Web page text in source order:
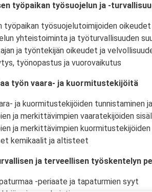
työpaikan työsuojelun ja -
työpaikan työsuojelutoimijoiden
yhteistoiminta ja työturvallisuuden
ja työntekijän oikeudet ja
työnopastus ja vuorovaikutus
työn vaara- ja kuormitustekijöitä
ja kuormitustekijöiden tunnistaminen
ja merkittävimpien vaaratekijöiden
ja merkittävimpien
kemikaalit ja altisteet
ja terveellisen työskentelyn
-periaate ja tapaturmien syyt